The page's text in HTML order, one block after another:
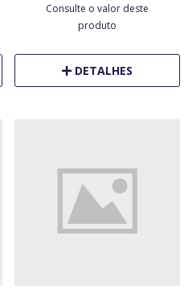
Consulte o valor deste
produto
DETALHES